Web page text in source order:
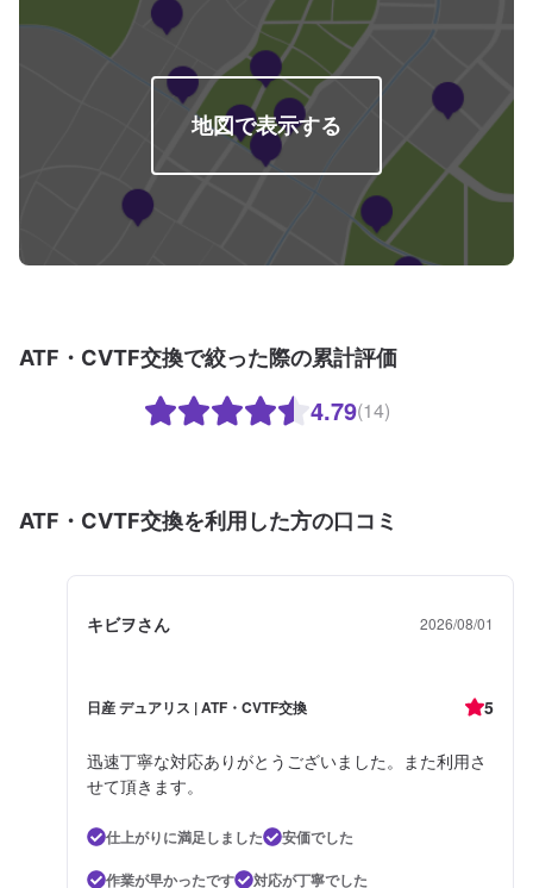
地図で表示する
ATF・CVTF交換で絞った際の累計評価
4.79(14)
ATF・CVTF交換を利用した方の口コミ
キビヲさん 2026/08/01
日産 デュアリス | ATF・CVTF交換 5
迅速丁寧な対応ありがとうございました。また利用さ
せて頂きます。
仕上がりに満足しました
安価でした
作業が早かったです
対応が丁寧でした